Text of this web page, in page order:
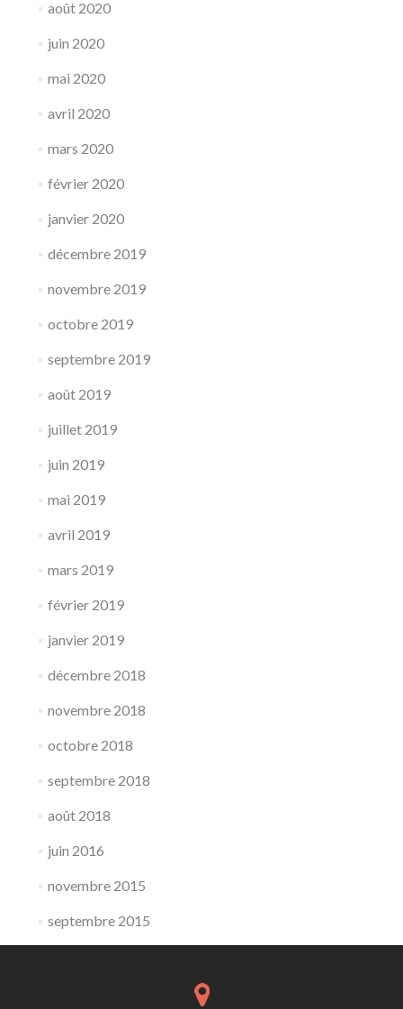
août 2020
juin 2020
mai 2020
avril 2020
mars 2020
février 2020
janvier 2020
décembre 2019
novembre 2019
octobre 2019
septembre 2019
août 2019
juillet 2019
juin 2019
mai 2019
avril 2019
mars 2019
février 2019
janvier 2019
décembre 2018
novembre 2018
octobre 2018
septembre 2018
août 2018
juin 2016
novembre 2015
septembre 2015